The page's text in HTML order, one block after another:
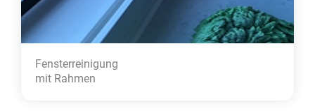
Fensterreinigung
mit Rahmen